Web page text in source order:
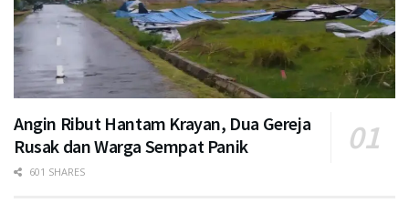
Angin Ribut Hantam Krayan, Dua Gereja
Rusak dan Warga Sempat Panik
601 SHARES